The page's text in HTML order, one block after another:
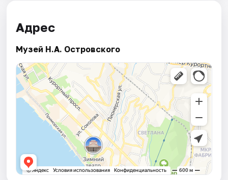
Адрес
Музей Н.А. Островского